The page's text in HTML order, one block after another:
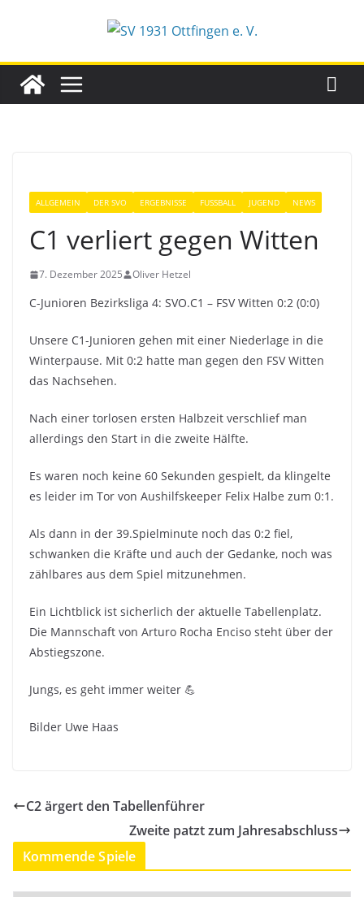
ALLGEMEIN DER SVO ERGEBNISSE FUSSBALL JUGEND NEWS
C1 verliert gegen Witten
7. Dezember 2025 Oliver Hetzel
C-Junioren Bezirksliga 4: SVO.C1 – FSV Witten 0:2 (0:0)
Unsere C1-Junioren gehen mit einer Niederlage in die
Winterpause. Mit 0:2 hatte man gegen den FSV Witten
das Nachsehen.
Nach einer torlosen ersten Halbzeit verschlief man
allerdings den Start in die zweite Hälfte.
Es waren noch keine 60 Sekunden gespielt, da klingelte
es leider im Tor von Aushilfskeeper Felix Halbe zum 0:1.
Als dann in der 39.Spielminute noch das 0:2 fiel,
schwanken die Kräfte und auch der Gedanke, noch was
zählbares aus dem Spiel mitzunehmen.
Ein Lichtblick ist sicherlich der aktuelle Tabellenplatz.
Die Mannschaft von Arturo Rocha Enciso steht über der
Abstiegszone.
Jungs, es geht immer weiter 💪
Bilder Uwe Haas
C2 ärgert den Tabellenführer
Zweite patzt zum Jahresabschluss
Kommende Spiele